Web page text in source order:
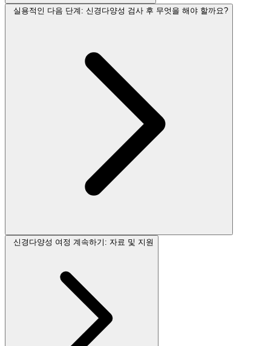
실용적인 다음 단계: 신경다양성 검사 후 무엇을 해야 할까요?
신경다양성 여정 계속하기: 자료 및 지원